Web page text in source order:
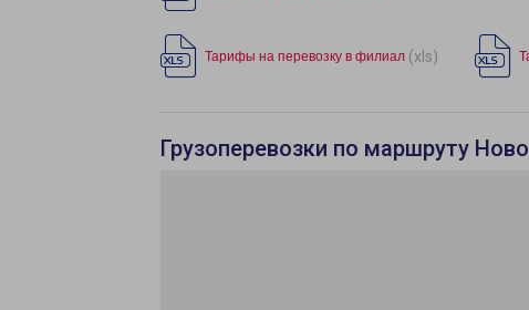
Тарифы на перевозку в филиал (xls)
Грузоперевозки по маршруту